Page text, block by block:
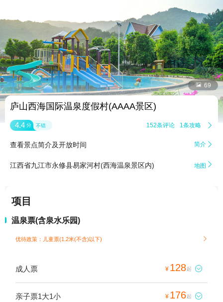
 69
庐山西海国际温泉度假村(AAAA景区)
4.4 分 不错 152条评论 1条攻略 
查看景点简介及开放时间 简介 
江西省九江市永修县易家河村(西海温泉景区内) 地图 
项目
温泉票(含泉水乐园)
优待政策：儿童票(1.2米(不含)以下) 
成人票 ¥ 128起 
亲子票1大1小 ¥ 176起 